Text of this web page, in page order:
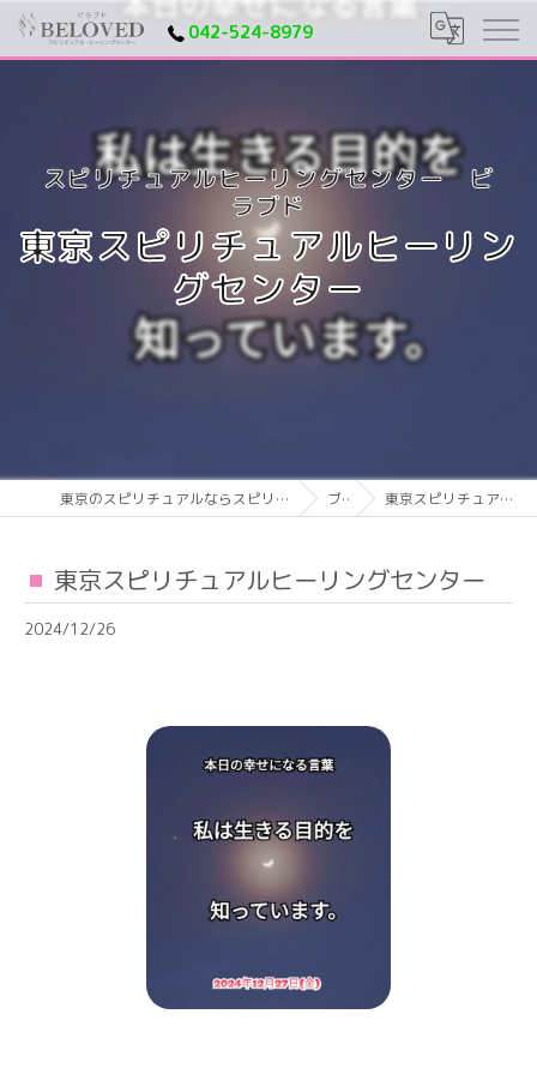
042-524-8979
東京スピリチュアルヒーリン
グセンター
東京のスピリチュアルならスピリチュアルヒーリングセンター ビラブド ブログ 東京スピリチュアルヒーリングセンター
東京スピリチュアルヒーリングセンター
2024/12/26